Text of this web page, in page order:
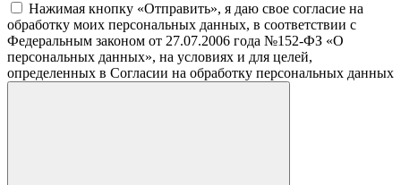
Нажимая кнопку «Отправить», я даю свое согласие на
обработку моих персональных данных, в соответствии с
Федеральным законом от 27.07.2006 года №152-ФЗ «О
персональных данных», на условиях и для целей,
определенных в Согласии на обработку персональных данных